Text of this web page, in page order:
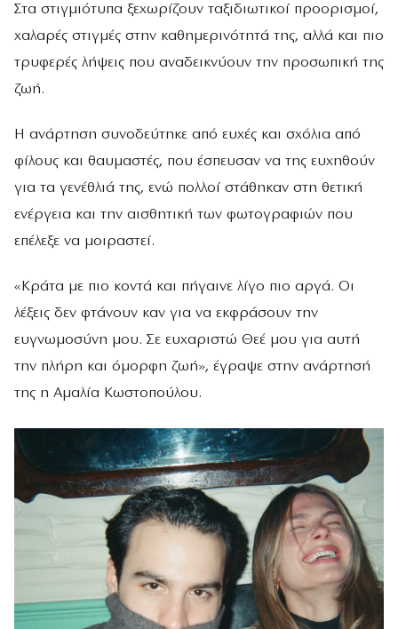
Στα στιγμιότυπα ξεχωρίζουν ταξιδιωτικοί προορισμοί,
χαλαρές στιγμές στην καθημερινότητά της, αλλά και πιο
τρυφερές λήψεις που αναδεικνύουν την προσωπική της
ζωή.
Η ανάρτηση συνοδεύτηκε από ευχές και σχόλια από
φίλους και θαυμαστές, που έσπευσαν να της ευχηθούν
για τα γενέθλιά της, ενώ πολλοί στάθηκαν στη θετική
ενέργεια και την αισθητική των φωτογραφιών που
επέλεξε να μοιραστεί.
«Κράτα με πιο κοντά και πήγαινε λίγο πιο αργά. Οι
λέξεις δεν φτάνουν καν για να εκφράσουν την
ευγνωμοσύνη μου. Σε ευχαριστώ Θεέ μου για αυτή
την πλήρη και όμορφη ζωή», έγραψε στην ανάρτησή
της η Αμαλία Κωστοπούλου.